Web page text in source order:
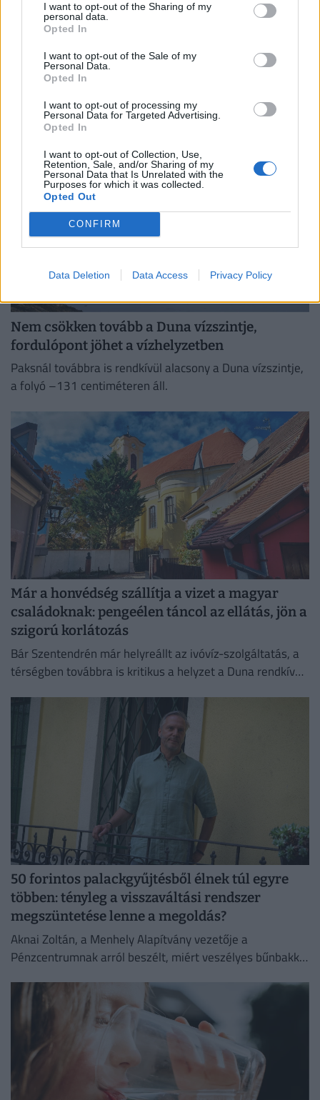
I want to opt-out of the Sharing of my
personal data.
Opted In
I want to opt-out of the Sale of my
Personal Data.
Opted In
I want to opt-out of processing my
Personal Data for Targeted Advertising.
Opted In
I want to opt-out of Collection, Use,
Retention, Sale, and/or Sharing of my
Personal Data that Is Unrelated with the
Purposes for which it was collected.
Opted Out
CONFIRM
Data Deletion Data Access Privacy Policy
ivóvízkészletét? Időzített bomba ketyeghet
a Duna mélyén
A hazai vízgazdálkodás és a Paksi Atomerőmű vízellátása
körüli vitákban gyakran felmerül a dunai vízlépcsők
megépítése, ám a támogatók és az ellenzők egyaránt fél
évszázados,...
Nem csökken tovább a Duna vízszintje,
fordulópont jöhet a vízhelyzetben
Paksnál továbbra is rendkívül alacsony a Duna vízszintje,
a folyó –131 centiméteren áll.
Már a honvédség szállítja a vizet a magyar
családoknak: pengeélen táncol az ellátás, jön a
szigorú korlátozás
Bár Szentendrén már helyreállt az ivóvíz-szolgáltatás, a
térségben továbbra is kritikus a helyzet a Duna rendkívül
50 forintos palackgyűjtésből élnek túl egyre
többen: tényleg a visszaváltási rendszer
megszüntetése lenne a megoldás?
Aknai Zoltán, a Menhely Alapítvány vezetője a
Pénzcentrumnak arról beszélt, miért veszélyes bűnbakká